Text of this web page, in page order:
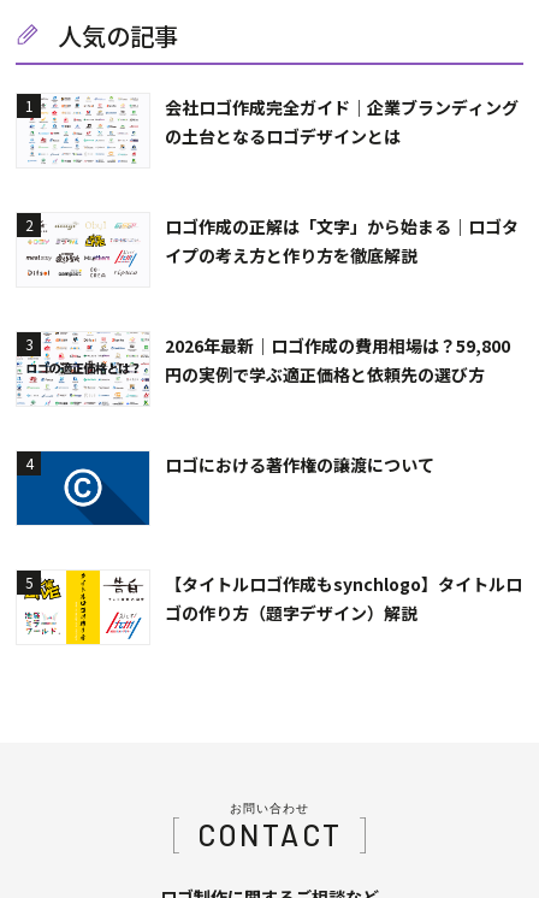
人気の記事
1
会社ロゴ作成完全ガイド｜企業ブランディング
の土台となるロゴデザインとは
2
ロゴ作成の正解は「文字」から始まる｜ロゴタ
イプの考え方と作り方を徹底解説
3
2026年最新｜ロゴ作成の費用相場は？59,800
円の実例で学ぶ適正価格と依頼先の選び方
4 ロゴにおける著作権の譲渡について
5
【タイトルロゴ作成もsynchlogo】タイトルロ
ゴの作り方（題字デザイン）解説
お問い合わせ
CONTACT